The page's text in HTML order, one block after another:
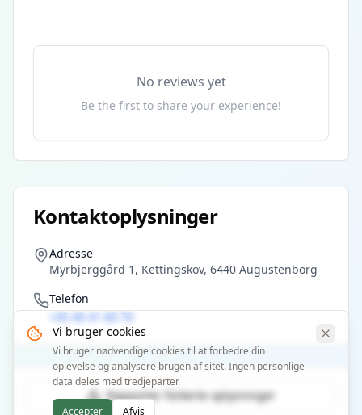
No reviews yet
Be the first to share your experience!
Kontaktoplysninger
Adresse
Myrbjerggård 1, Kettingskov, 6440 Augustenborg
Telefon
+45 40 41 60 70
Rapporter forkerte oplysninger
Vi bruger cookies
Vi bruger nødvendige cookies til at forbedre din
oplevelse og analysere brugen af sitet. Ingen personlige
data deles med tredjeparter.
Accepter Afvis